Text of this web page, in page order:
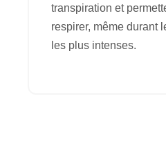
transpiration et
respirer, même durant
les plus intenses.